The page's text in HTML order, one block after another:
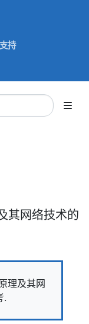
持
其网络技术的
理及其网
.